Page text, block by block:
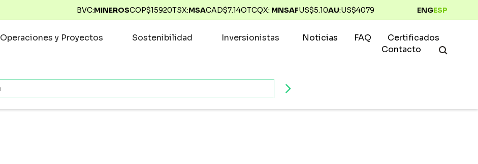
BVC:MINEROSCOP$15920TSX:MSACAD$7.14OTCQX: MNSAFUS$5.10AU:US$4079 ENGESP
Operaciones y Proyectos Sostenibilidad Inversionistas Noticias FAQ
Certificados
Contacto